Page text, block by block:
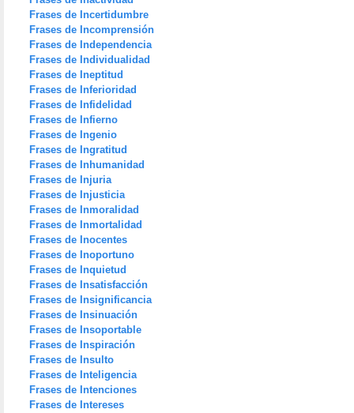
Frases de Incertidumbre
Frases de Incomprensión
Frases de Independencia
Frases de Individualidad
Frases de Ineptitud
Frases de Inferioridad
Frases de Infidelidad
Frases de Infierno
Frases de Ingenio
Frases de Ingratitud
Frases de Inhumanidad
Frases de Injuria
Frases de Injusticia
Frases de Inmoralidad
Frases de Inmortalidad
Frases de Inocentes
Frases de Inoportuno
Frases de Inquietud
Frases de Insatisfacción
Frases de Insignificancia
Frases de Insinuación
Frases de Insoportable
Frases de Inspiración
Frases de Insulto
Frases de Inteligencia
Frases de Intenciones
Frases de Intereses